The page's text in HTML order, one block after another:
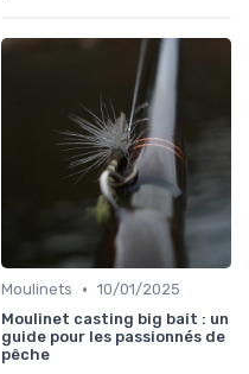
Moulinets • 10/01/2025
Moulinet casting big bait : un
guide pour les passionnés de
pêche